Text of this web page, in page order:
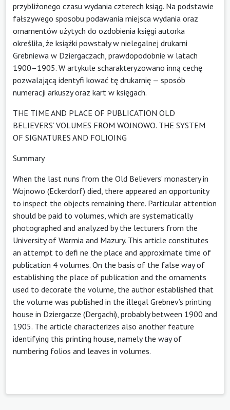
przybliżonego czasu wydania czterech ksiąg. Na podstawie
fałszywego sposobu podawania miejsca wydania oraz
ornamentów użytych do ozdobienia księgi autorka
określiła, że książki powstały w nielegalnej drukarni
Grebniewa w Dziergaczach, prawdopodobnie w latach
1900–1905. W artykule scharakteryzowano inną cechę
pozwalającą identyfi kować tę drukarnię — sposób
numeracji arkuszy oraz kart w księgach.
THE TIME AND PLACE OF PUBLICATION OLD
BELIEVERS’ VOLUMES FROM WOJNOWO. THE SYSTEM
OF SIGNATURES AND FOLIOING
Summary
When the last nuns from the Old Believers’ monastery in
Wojnowo (Eckerdorf) died, there appeared an opportunity
to inspect the objects remaining there. Particular attention
should be paid to volumes, which are systematically
photographed and analyzed by the lecturers from the
University of Warmia and Mazury. This article constitutes
an attempt to defi ne the place and approximate time of
publication 4 volumes. On the basis of the false way of
establishing the place of publication and the ornaments
used to decorate the volume, the author established that
the volume was published in the illegal Grebnev’s printing
house in Dziergacze (Dergachi), probably between 1900 and
1905. The article characterizes also another feature
identifying this printing house, namely the way of
numbering folios and leaves in volumes.